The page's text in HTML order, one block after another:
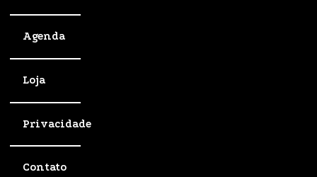
Agenda
Loja
Privacidade
Contato